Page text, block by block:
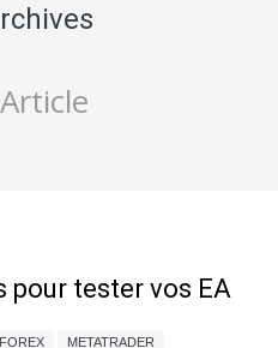
pour tester vos EA
FOREX
METATRADER